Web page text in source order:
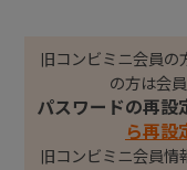
旧コンビミニ会員の
の方は会
パスワードの再設
ら再設
旧コンビミニ会員情